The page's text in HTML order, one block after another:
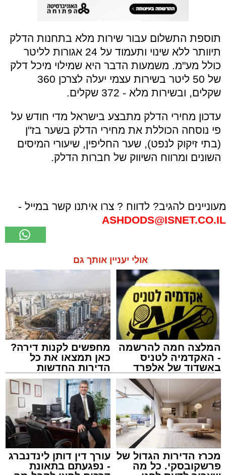
תוספת התשלום עבור שירות מלא בתחנות הדלק
תיוותר ללא שינוי ותעמוד על 24 אגורות לליטר
כולל מע"מ. משמעות הדבר היא שמילוי מיכל דלק
של 50 ליטר בשירות עצמי יעלה לצרכן 360
שקלים, ובשירות מלא - 372 שקלים.
עדכון מחירי הדלק מתבצע בישראל מדי חודש על
פי נוסחה הכוללת את מחירי הדלק בשער בז"ן
(בתי זיקוק לנפט), שער החליפין, שיעורי המיסים
השונים ומרווח השיווק של חברות הדלק.
מעוניינים להגיב? לדווח ? צרו איתנו קשר במייל -
ASHDODS@ISNET.CO.IL
אולי יעניין אותך גם
המלצה חמה להרשמה
- האקדמיה לטניס
באשדוד של אלפרד
קריאולנסקי - לילדים
מחפשים לקנות דירה?
כאן תמצאו את כל
הדירות החדשות
למכירה באשדוד >>>
מכרז הדירות הגדול של
פרשקובסקי. כל מה
עורך דין דותן לינדנברג
- נפגעתם בתאונת